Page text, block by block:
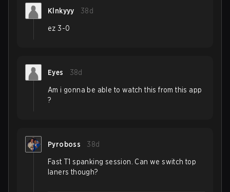
Klnkyyy 38d
ez 3-0
Eyes 38d
Am i gonna be able to watch this from this app
?
Pyroboss 38d
Fast T1 spanking session. Can we switch top
laners though?